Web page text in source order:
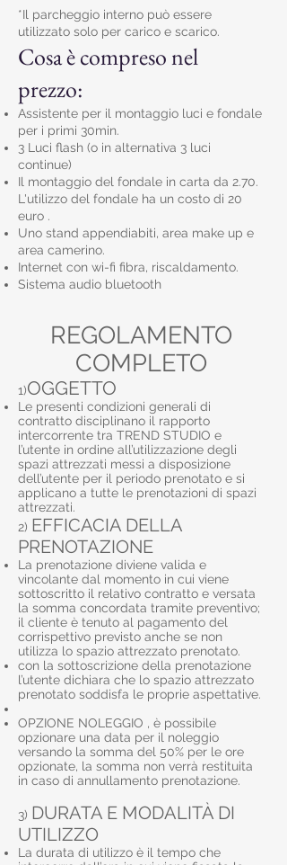
*Il parcheggio interno può essere
utilizzato solo per carico e scarico.
Cosa è compreso nel
prezzo:
Assistente per il montaggio luci e fondale
per i primi 30min.
3 Luci flash (o in alternativa 3 luci
continue)
Il montaggio del fondale in carta da 2.70.
L'utilizzo del fondale ha un costo di 20
euro .
Uno stand appendiabiti, area make up e
area camerino.
Internet con wi-fi fibra, riscaldamento.
Sistema audio bluetooth
REGOLAMENTO
COMPLETO
1)OGGETTO
Le presenti condizioni generali di
contratto disciplinano il rapporto
intercorrente tra TREND STUDIO e
l’utente in ordine all’utilizzazione degli
spazi attrezzati messi a disposizione
dell’utente per il periodo prenotato e si
applicano a tutte le prenotazioni di spazi
attrezzati.
2) EFFICACIA DELLA
PRENOTAZIONE
La prenotazione diviene valida e
vincolante dal momento in cui viene
sottoscritto il relativo contratto e versata
la somma concordata tramite preventivo;
il cliente è tenuto al pagamento del
corrispettivo previsto anche se non
utilizza lo spazio attrezzato prenotato.
con la sottoscrizione della prenotazione
l’utente dichiara che lo spazio attrezzato
prenotato soddisfa le proprie aspettative.
OPZIONE NOLEGGIO , è possibile
opzionare una data per il noleggio
versando la somma del 50% per le ore
opzionate, la somma non verrà restituita
in caso di annullamento prenotazione.
3) DURATA E MODALITÀ DI
UTILIZZO
La durata di utilizzo è il tempo che